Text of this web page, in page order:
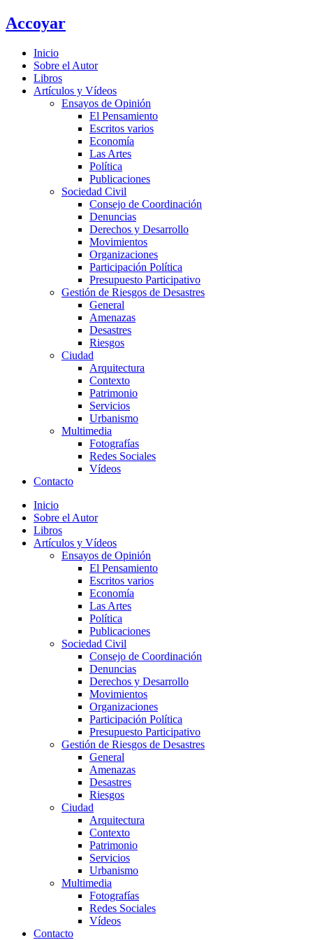
Ir
al
Accoyar
Inicio
Sobre el Autor
Libros
Artículos y Vídeos
Ensayos de Opinión
El Pensamiento
Escritos varios
Economía
Las Artes
Política
Publicaciones
Sociedad Civil
Consejo de Coordinación
Denuncias
Derechos y Desarrollo
Movimientos
Organizaciones
Participación Política
Presupuesto Participativo
Gestión de Riesgos de Desastres
General
Amenazas
Desastres
Riesgos
Ciudad
Arquitectura
Contexto
Patrimonio
Servicios
Urbanismo
Multimedia
Fotografías
Redes Sociales
Vídeos
Contacto
Inicio
Sobre el Autor
Libros
Artículos y Vídeos
Ensayos de Opinión
El Pensamiento
Escritos varios
Economía
Las Artes
Política
Publicaciones
Sociedad Civil
Consejo de Coordinación
Denuncias
Derechos y Desarrollo
Movimientos
Organizaciones
Participación Política
Presupuesto Participativo
Gestión de Riesgos de Desastres
General
Amenazas
Desastres
Riesgos
Ciudad
Arquitectura
Contexto
Patrimonio
Servicios
Urbanismo
Multimedia
Fotografías
Redes Sociales
Vídeos
Contacto